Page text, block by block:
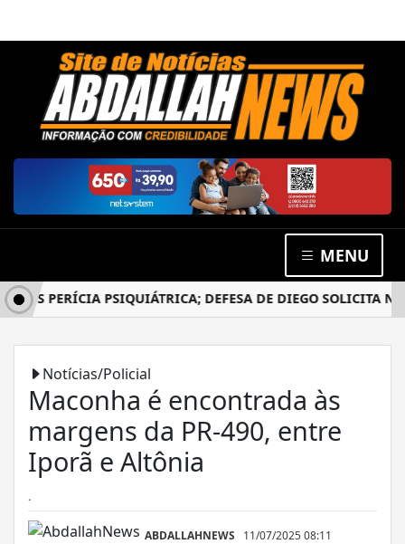
MENU
PERÍCIA PSIQUIÁTRICA; DEFESA DE DIEGO SOLICITA
Notícias/Policial
Maconha é encontrada às
margens da PR-490, entre
Iporã e Altônia
.
ABDALLAHNEWS 11/07/2025 08:11